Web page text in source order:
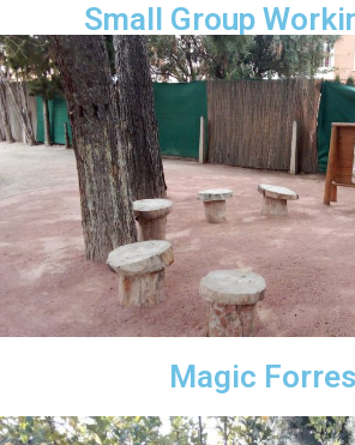
Small Group
Magic